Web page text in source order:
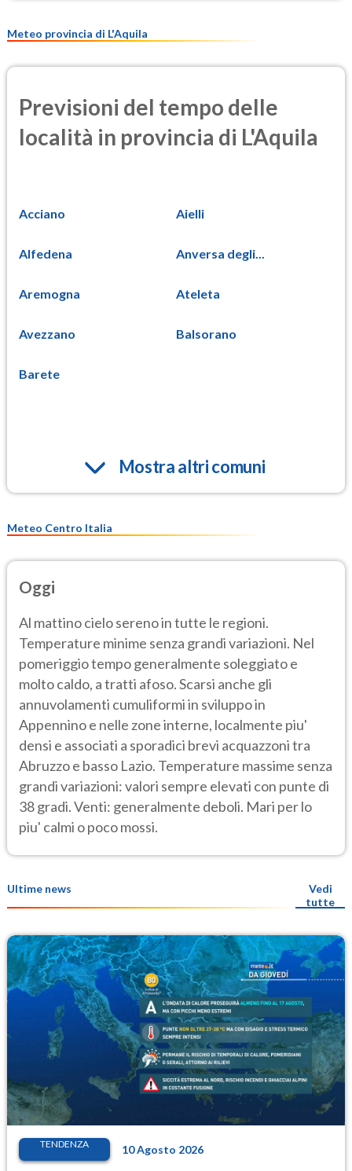
Meteo provincia di L'Aquila
Previsioni del tempo delle
località in provincia di L'Aquila
Acciano Aielli
Alfedena Anversa degli...
Aremogna Ateleta
Avezzano Balsorano
Barete
Mostra altri comuni
Meteo Centro Italia
Oggi
Al mattino cielo sereno in tutte le regioni.
Temperature minime senza grandi variazioni. Nel
pomeriggio tempo generalmente soleggiato e
molto caldo, a tratti afoso. Scarsi anche gli
annuvolamenti cumuliformi in sviluppo in
Appennino e nelle zone interne, localmente piu'
densi e associati a sporadici brevi acquazzoni tra
Abruzzo e basso Lazio. Temperature massime senza
grandi variazioni: valori sempre elevati con punte di
38 gradi. Venti: generalmente deboli. Mari per lo
piu' calmi o poco mossi.
Ultime news
Vedi
tutte
TENDENZA 10 Agosto 2026